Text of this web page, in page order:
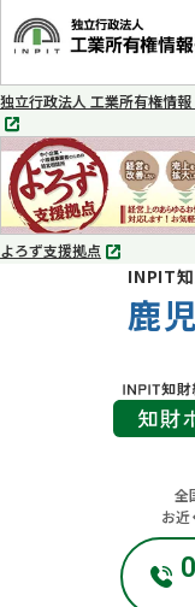
ブ
で
く
独立行政法人 工業所有権情
よろず支援拠点
別
INPIT
鹿
全
お近